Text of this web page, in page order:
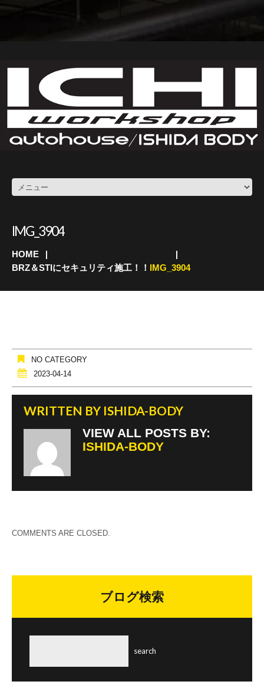
IMG_3904
HOME
BRZ＆STIにセキュリティ施工！！ IMG_3904
NO CATEGORY
2023-04-14
WRITTEN BY ISHIDA-BODY
VIEW ALL POSTS BY:
ISHIDA-BODY
COMMENTS ARE CLOSED.
ブログ検索